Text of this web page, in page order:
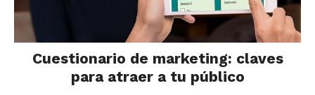
Cuestionario de marketing: claves
para atraer a tu público